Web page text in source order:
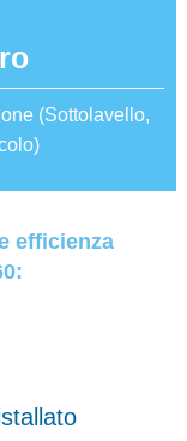
(Sottolavello,
efficienza